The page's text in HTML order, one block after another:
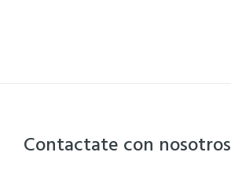
Contactate con nosotros